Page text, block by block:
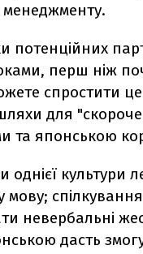
менеджменту.
потенційних
перш ніж
спростити
для
та японською
культури
мову;
невербальні
дасть